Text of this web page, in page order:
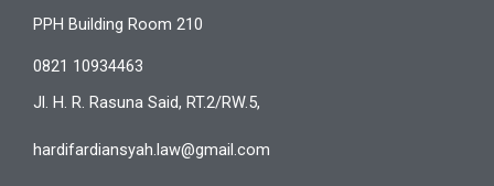
PPH Building Room 210
0821 10934463
Jl. H. R. Rasuna Said, RT.2/RW.5,
hardifardiansyah.law@gmail.com